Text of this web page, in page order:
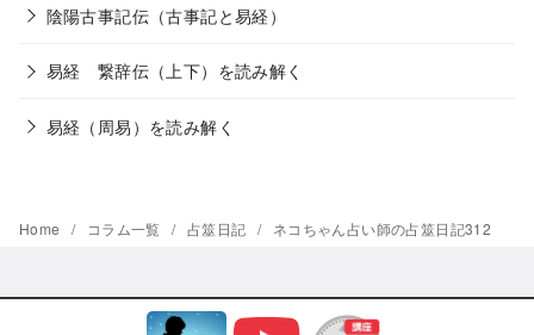
陰陽古事記伝（古事記と易経）
易経 繋辞伝（上下）を読み解く
易経（周易）を読み解く
Home コラム一覧 占筮日記 ネコちゃん占い師の占筮日記312